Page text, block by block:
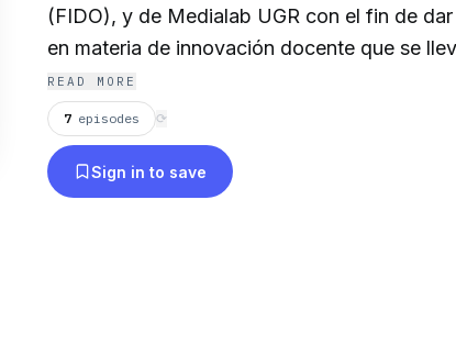
(FIDO), y de Medialab UGR con el fin de
en materia de innovación docente que se
Universidad de Granada.
READ MORE
7 episodes ⟳
Sign in to save